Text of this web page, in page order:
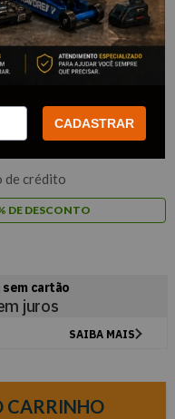
GEDORE
de crédito
DE DESCONTO
CARRINHO
CADASTRAR